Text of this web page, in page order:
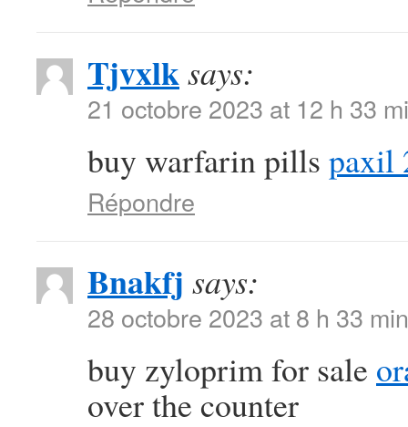
Tjvxlksays:
21 octobre 2023 at 12 h 33
buy warfarin pills paxil
Répondre
Bnakfj says:
28 octobre 2023 at 8 h 33 min
buy zyloprim for sale
over the counter